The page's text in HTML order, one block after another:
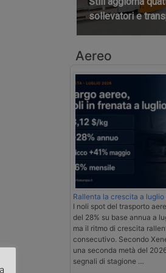
sollevatori e
Aereo
Rallenta la crescita a
I noli spot del trasporto
del 28% su base annua a
ma il ritmo di crescita
consecutivo. Secondo
una seconda metà del
segnali di stagione …